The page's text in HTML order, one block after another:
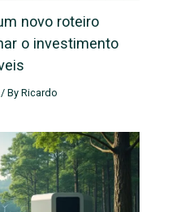
novo roteiro
o investimento
/ ByRicardo